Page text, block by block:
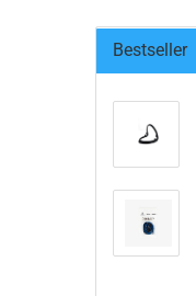
Bestseller